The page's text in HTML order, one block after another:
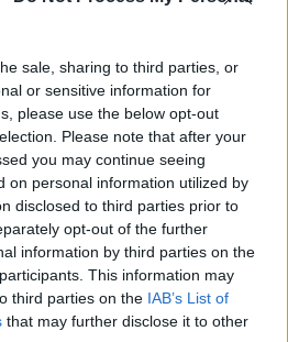
sale, sharing to third parties, or
or sensitive information for
please use the below opt-out
Please note that after your
you may continue seeing
on personal information utilized by
disclosed to third parties prior to
opt-out of the further
information by third parties on the
This information may
third parties on the IAB’s List of
that may further disclose it to other